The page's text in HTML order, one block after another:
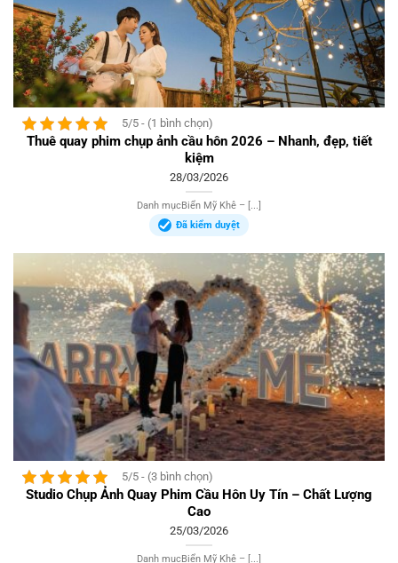
5/5 - (1 bình chọn)
Thuê quay phim chụp ảnh cầu hôn 2026 – Nhanh, đẹp, tiết
kiệm
28/03/2026
Danh mụcBiển Mỹ Khê – [...]
Đã kiểm duyệt
5/5 - (3 bình chọn)
Studio Chụp Ảnh Quay Phim Cầu Hôn Uy Tín – Chất Lượng
Cao
25/03/2026
Danh mụcBiển Mỹ Khê – [...]